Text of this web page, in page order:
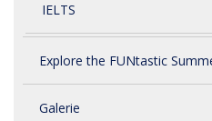
IELTS
Explore the FUNtastic
Galerie